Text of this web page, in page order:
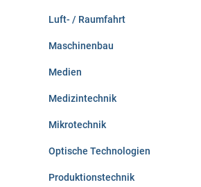
Luft- / Raumfahrt
Maschinenbau
Medien
Medizintechnik
Mikrotechnik
Optische Technologien
Produktionstechnik